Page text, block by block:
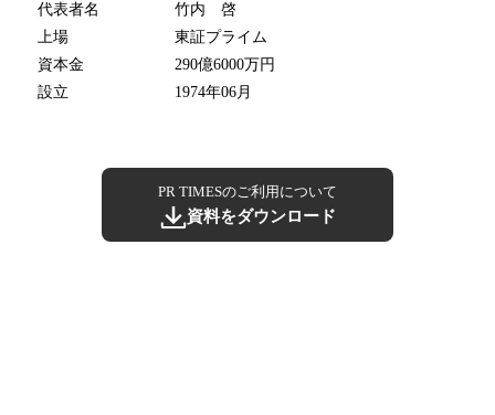
代表者名
竹内 啓
上場
東証プライム
資本金
290億6000万円
設立
1974年06月
PR TIMESのご利用について
資料をダウンロード